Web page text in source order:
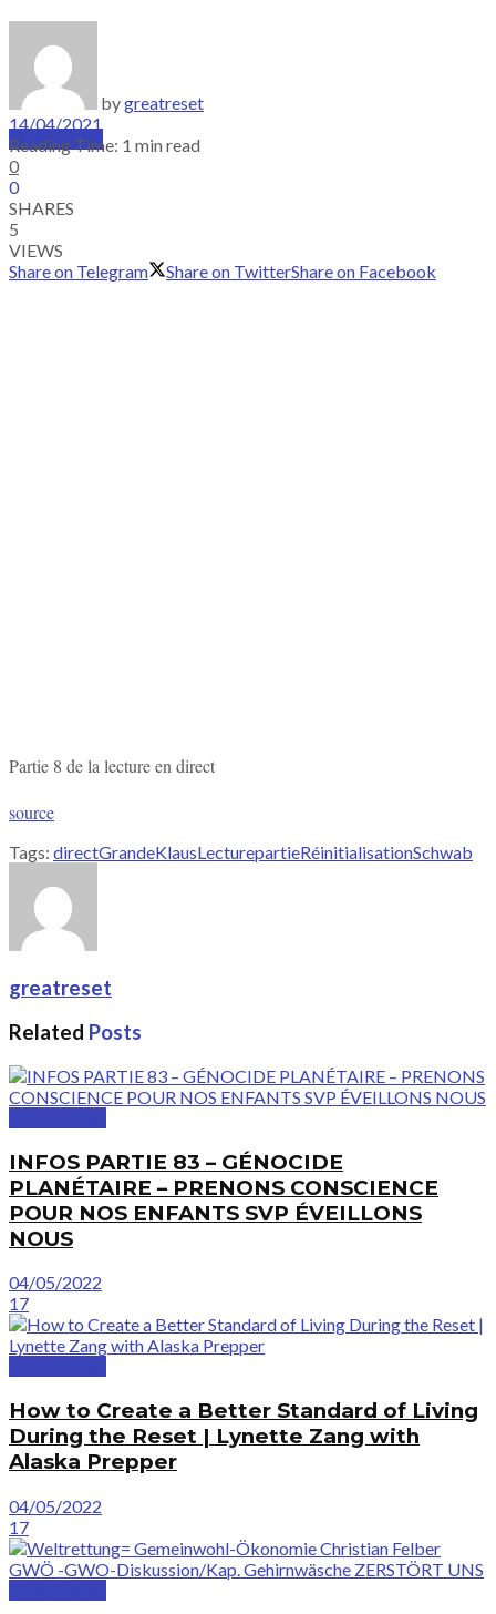
PRICING
SUBSCRIBE
bygreatreset
14/04/2021
Reading Time: 1 min read
0
0
SHARES
5
VIEWS
Share on Telegram
Share on TwitterShare on Facebook
Partie 8 de la lecture en direct
source
Tags: directGrandeKlausLecturepartieRéinitialisationSchwab
greatreset
Related Posts
INFOS PARTIE 83 – GÉNOCIDE
PLANÉTAIRE – PRENONS CONSCIENCE
POUR NOS ENFANTS SVP ÉVEILLONS
NOUS
04/05/2022
17
How to Create a Better Standard of Living
During the Reset | Lynette Zang with
Alaska Prepper
04/05/2022
17